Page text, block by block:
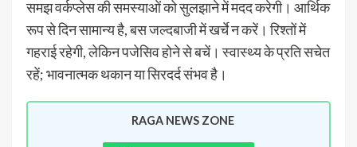
समझ वर्कप्लेस की समस्याओं को सुलझाने में मदद करेगी। आर्थिक
रूप से दिन सामान्य है, बस जल्दबाजी में खर्चे न करें। रिश्तों में
गहराई रहेगी, लेकिन पजेसिव होने से बचें। स्वास्थ्य के प्रति सचेत
रहें; भावनात्मक थकान या सिरदर्द संभव है।
RAGA NEWS ZONE